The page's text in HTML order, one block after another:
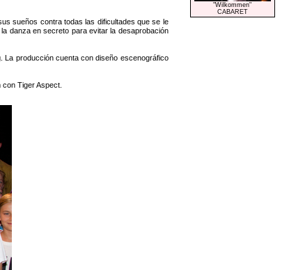
sueños contra todas las dificultades que se le
danza en secreto para evitar la desaprobación
La producción cuenta con diseño escenográfico
Tiger Aspect.
"Wilkommen"
CABARET